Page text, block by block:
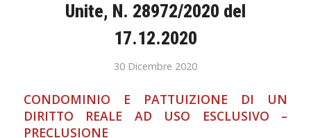
Unite, N. 28972/2020 del
17.12.2020
30 Dicembre 2020
CONDOMINIO E PATTUIZIONE DI UN
DIRITTO REALE AD USO ESCLUSIVO –
PRECLUSIONE